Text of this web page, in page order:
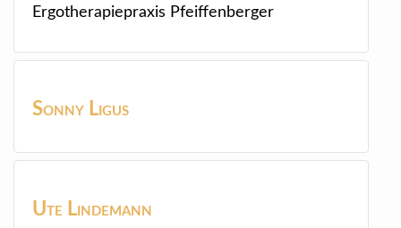
Ergotherapiepraxis Pfeiffenberger
Sonny Ligus
Ute Lindemann